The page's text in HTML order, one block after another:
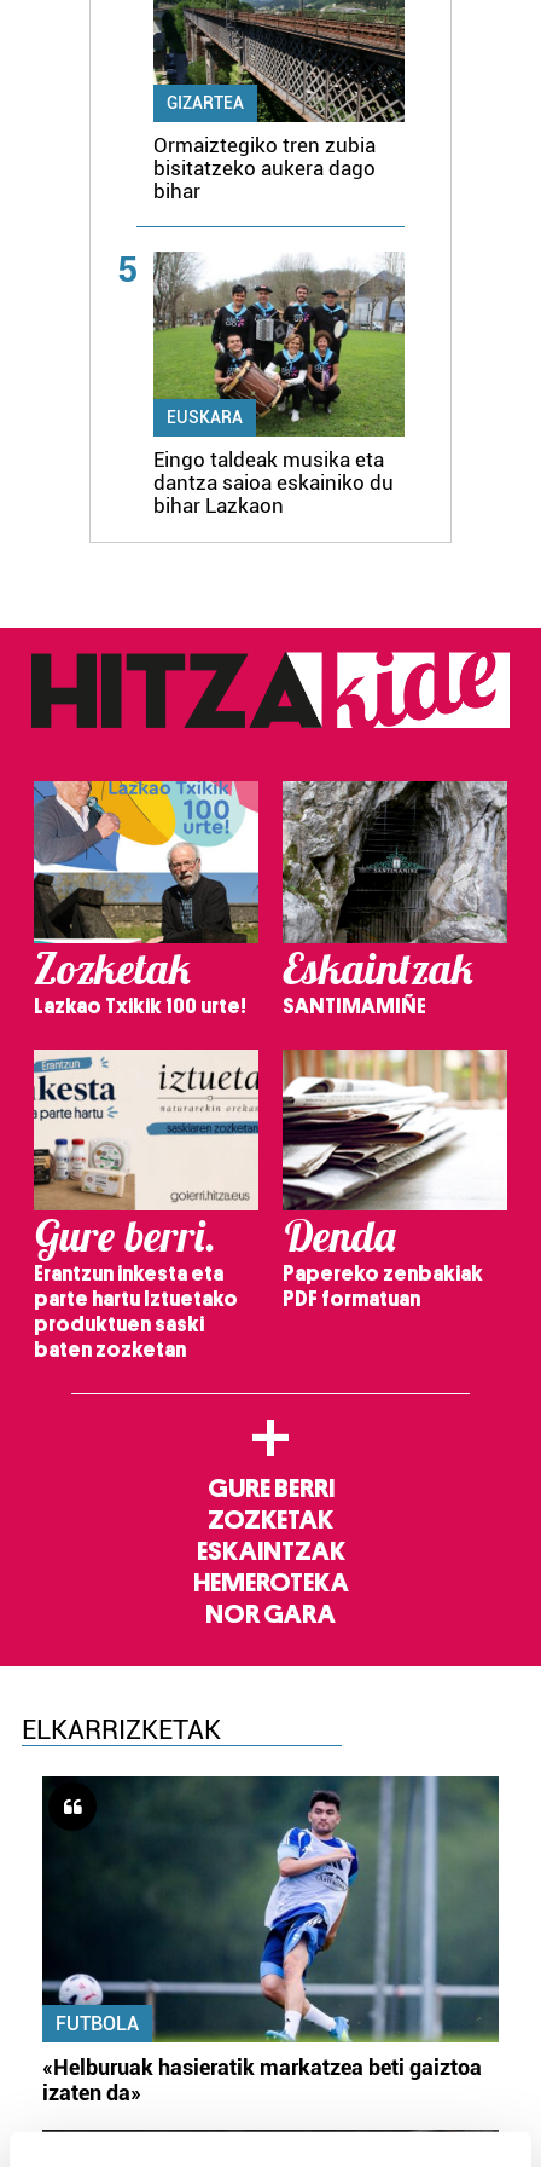
GIZARTEA
Ormaiztegiko tren zubia
bisitatzeko aukera dago
bihar
5
EUSKARA
Eingo taldeak musika eta
dantza saioa eskainiko du
bihar Lazkaon
Zozketak
Lazkao Txikik 100 urte!
Eskaintzak
SANTIMAMIÑE
Gure berri.
Erantzun inkesta eta
parte hartu Iztuetako
produktuen saski
baten zozketan
Denda
Papereko zenbakiak
PDF formatuan
+
GURE BERRI
ZOZKETAK
ESKAINTZAK
HEMEROTEKA
NOR GARA
ELKARRIZKETAK
FUTBOLA
«Helburuak hasieratik markatzea beti gaiztoa
izaten da»